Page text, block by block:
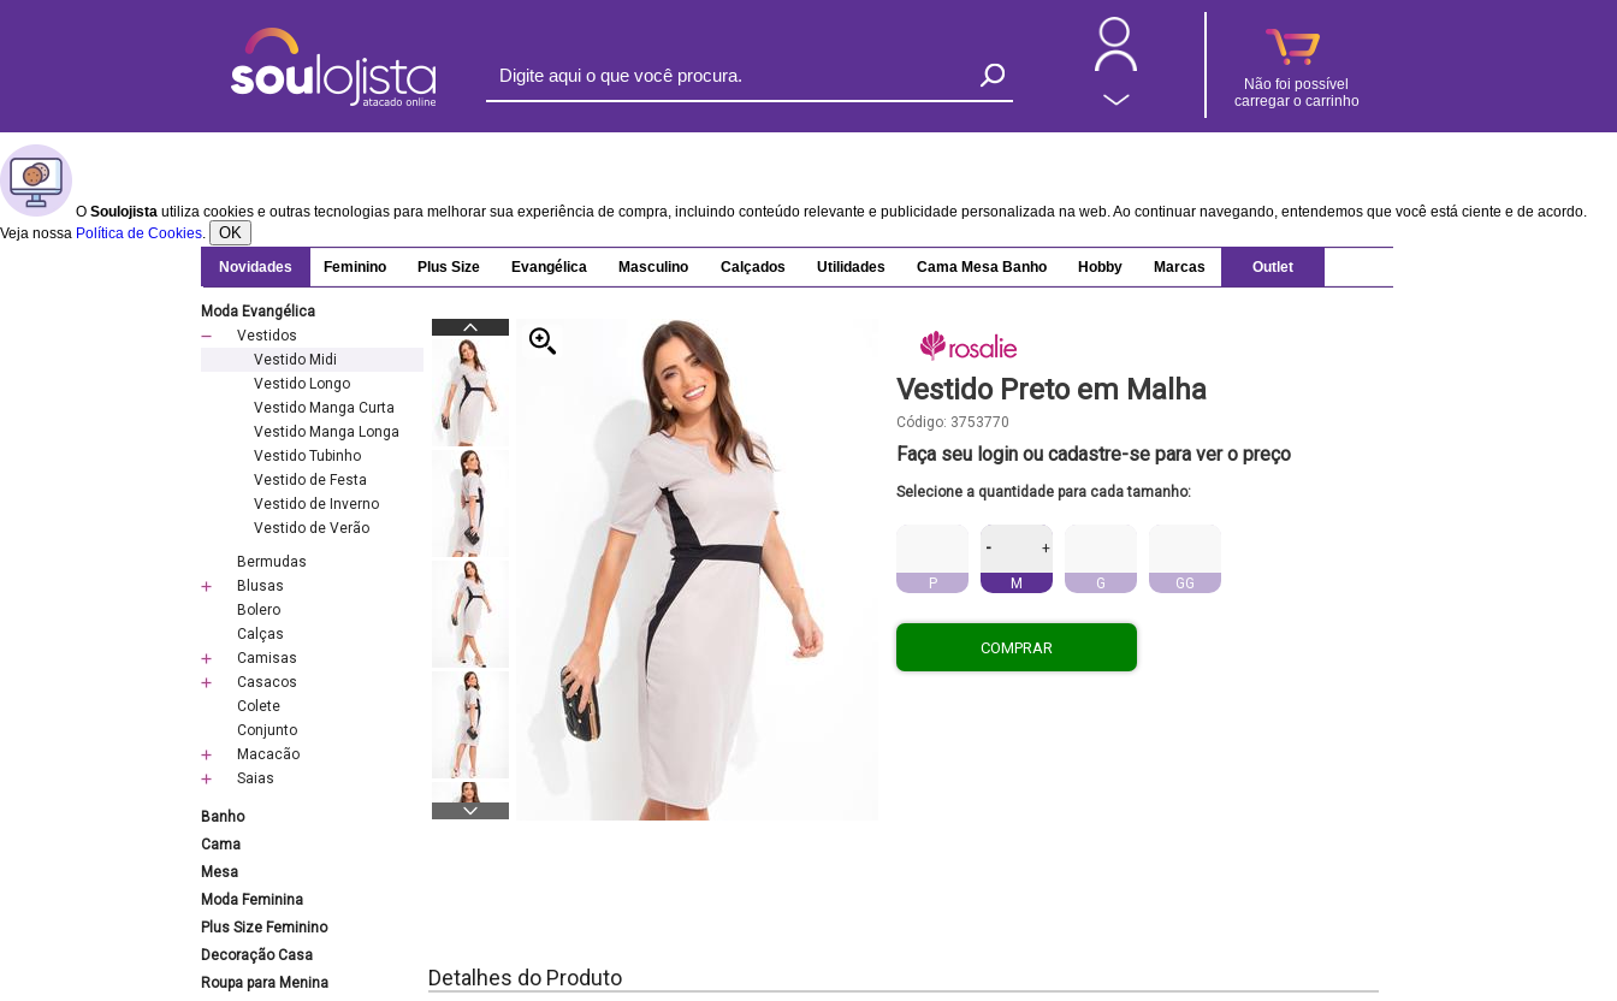
Não foi possível
carregar o carrinho
O Soulojista utiliza cookies e outras tecnologias para melhorar sua experiência de compra, incluindo conteúdo relevante e publicidade personalizada na web. Ao continuar navegando, entendemos que você está ciente e de acordo.
Veja nossa Política de Cookies. OK
Novidades Feminino Plus Size Evangélica Masculino Calçados Utilidades Cama Mesa Banho Hobby Marcas Outlet
Moda Evangélica
Vestidos
Vestido Midi
Vestido Longo
Vestido Manga Curta
Vestido Manga Longa
Vestido Tubinho
Vestido de Festa
Vestido de Inverno
Vestido de Verão
Bermudas
Blusas
Bolero
Calças
Camisas
Casacos
Colete
Conjunto
Macacão
Saias
Banho
Cama
Mesa
Moda Feminina
Plus Size Feminino
Decoração Casa
Roupa para Menina
Vestido Preto em Malha
Código: 3753770
Faça seu login ou cadastre-se para ver o preço
Selecione a quantidade para cada tamanho:
P
- +
M G GG
COMPRAR
Detalhes do Produto